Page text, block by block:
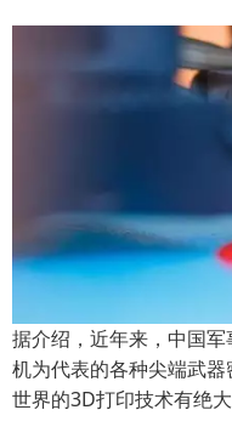
据介绍，近年来，中国
机为代表的各种尖端武
世界的3D打印技术有绝大